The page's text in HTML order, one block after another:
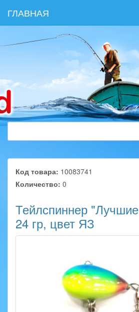
ГЛАВНАЯ
Код товара: 10083741
Количество: 0
Тейлспиннер
24 гр, цвет ЯЗ